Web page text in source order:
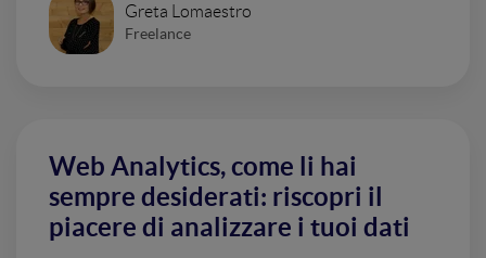
Greta Lomaestro
Freelance
Web Analytics, come li hai
sempre desiderati: riscopri il
piacere di analizzare i tuoi dati